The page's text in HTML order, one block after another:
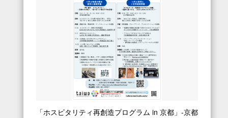
「ホスピタリティ再創造プログラム in 京都」‐京都